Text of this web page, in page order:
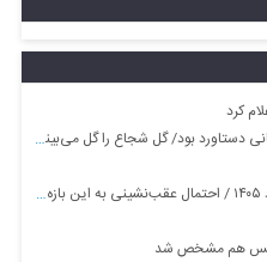
کرد
را گل می‌بینم/ با بخشیدن کارت قرمز به شک افتادیم
هم مشخص شد